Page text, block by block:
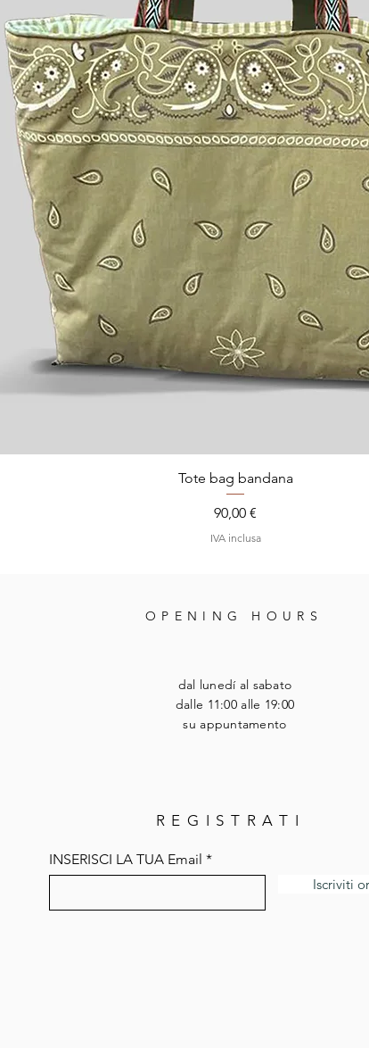
Tote bag bandana
Prezzo
90,00 €
IVA inclusa
OPENING HOURS
dal lunedí al sabato
dalle 11:00 alle 19:00
su appuntamento
REGISTRATI
INSERISCI LA TUA Email
Iscriviti